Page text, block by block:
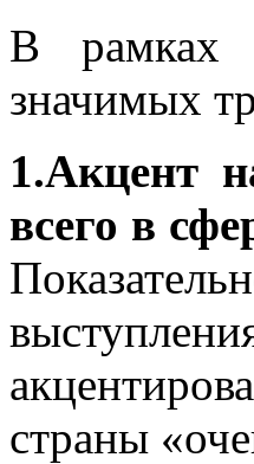
В рамках
значимых
1.Акцент
всего в
страны